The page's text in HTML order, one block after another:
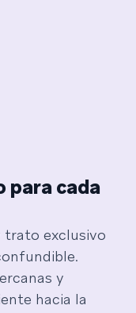
para cada
trato exclusivo
y
hacia la